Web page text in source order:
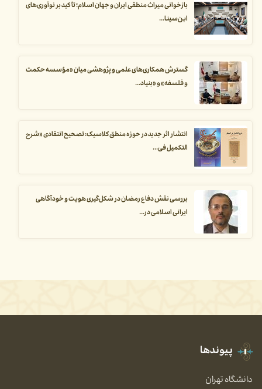
بازخوانی میراث منطقی ایران و جهان اسلام؛ تأکید بر نوآوری‌های
ابن‌سینا...
گسترش همکاری‌های علمی و پژوهشی میان «مؤسسه حکمت
و فلسفه» و «بنیاد...
انتشار اثر جدید در حوزه منطق کلاسیک: تصحیح انتقادی «شرح
التکمیل فی...
بررسی نقش دفاع رمضان در شکل‌گیری هویت و خودآگاهی
ایرانی اسلامی در...
پیوندها
دانشگاه تهران